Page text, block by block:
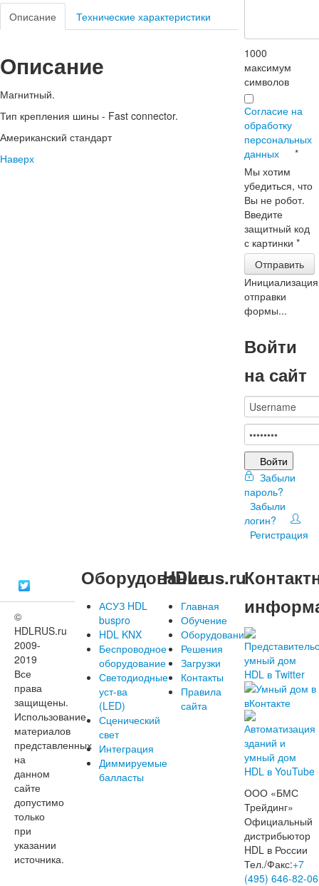
Описание Технические характеристики
Описание
Магнитный.
Тип крепления шины - Fast connector.
Американский стандарт
Наверх
1000
максимум
символов
Согласие на
обработку
персональных
данных
*
Мы хотим
убедиться, что
Вы не робот.
Введите
защитный код
с картинки*
Отправить
Инициализация
отправки
формы...
Войти
на сайт
Войти
Забыли
пароль?
Забыли
логин?
Регистрация
©
HDLRUS.ru
2009-
2019
Все
права
защищены.
Использование
материалов
представленных
на
данном
сайте
допустимо
только
при
указании
источника.
Оборудование
АСУЗ HDL
buspro
HDL KNX
Беспроводное
оборудование
Светодиодные
уст-ва
(LED)
Сценический
свет
Интеграция
Диммируемые
балласты
HDLrus.ru
Главная
Обучение
Оборудование
Решения
Загрузки
Контакты
Правила
сайта
ООО «БМС
Трейдинг»
Официальный
дистрибьютор
HDL в России
Тел./Факс:+7
(495) 646-82-06